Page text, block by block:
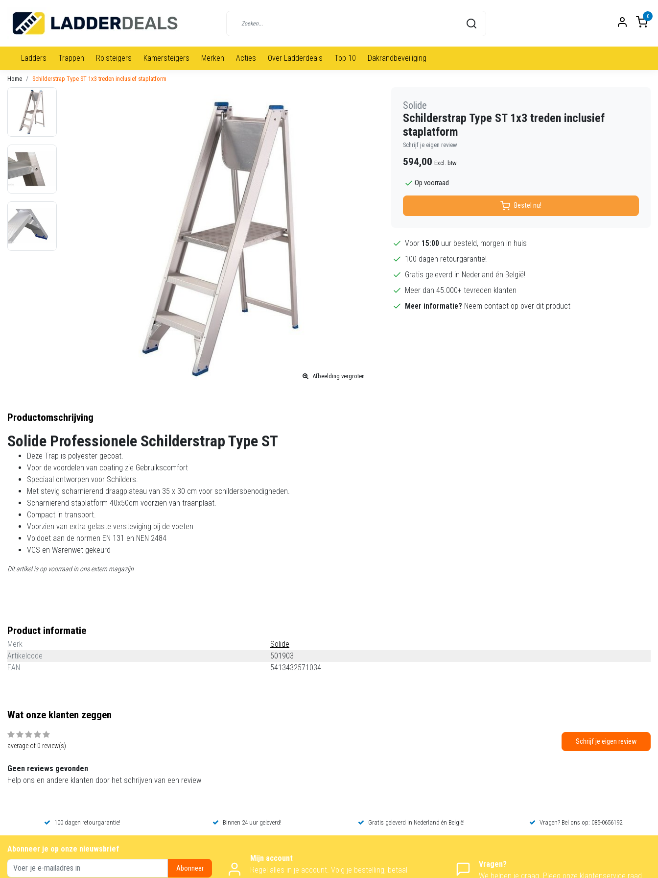
0
Ladders Trappen Rolsteigers Kamersteigers Merken Acties Over Ladderdeals Top 10 Dakrandbeveiliging
Home Schilderstrap Type ST 1x3 treden inclusief staplatform
Afbeelding vergroten
Solide
Schilderstrap Type ST 1x3 treden inclusief
staplatform
Schrijf je eigen review
594,00 Excl. btw
Op voorraad
Bestel nu!
Voor 15:00 uur besteld, morgen in huis
100 dagen retourgarantie!
Gratis geleverd in Nederland én België!
Meer dan 45.000+ tevreden klanten
Meer informatie? Neem contact op over dit product
Productomschrijving
Solide Professionele Schilderstrap Type ST
Deze Trap is polyester gecoat.
Voor de voordelen van coating zie Gebruikscomfort
Speciaal ontworpen voor Schilders.
Met stevig scharnierend draagplateau van 35 x 30 cm voor schildersbenodigheden.
Scharnierend staplatform 40x50cm voorzien van traanplaat.
Compact in transport.
Voorzien van extra gelaste versteviging bij de voeten
Voldoet aan de normen EN 131 en NEN 2484
VGS en Warenwet gekeurd
Dit artikel is op voorraad in ons extern magazijn
Product informatie
Merk
Solide
Artikelcode
501903
EAN
5413432571034
Wat onze klanten zeggen
average of 0 review(s) Schrijf je eigen review
Geen reviews gevonden
Help ons en andere klanten door het schrijven van een review
100 dagen retourgarantie! Binnen 24 uur geleverd! Gratis geleverd in Nederland én België! Vragen? Bel ons op: 085-0656192
Abonneer je op onze nieuwsbrief
Abonneer
Mijn account
Regel alles in je account. Volg je bestelling, betaal
Vragen?
We helpen je graag. Pleeg onze klantenservice raad